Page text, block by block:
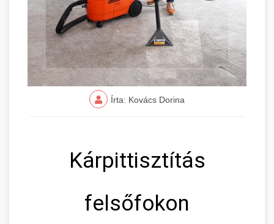
Írta: Kovács Dorina
Kárpittisztítás
felsőfokon